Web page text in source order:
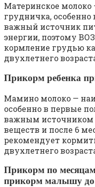
Материнское молоко
грудничка, особенно
важный источник
энергии, поэтому
кормление грудью
двухлетнего
Прикорм ребенка
Мамино молоко —
особенно в первые
важным источником
веществ и после 6
рекомендует
двухлетнего
Прикорм по
прикорм малышу до